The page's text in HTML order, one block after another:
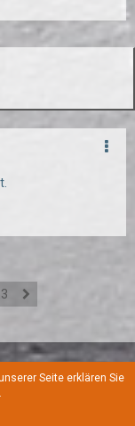
Seite erklären Sie